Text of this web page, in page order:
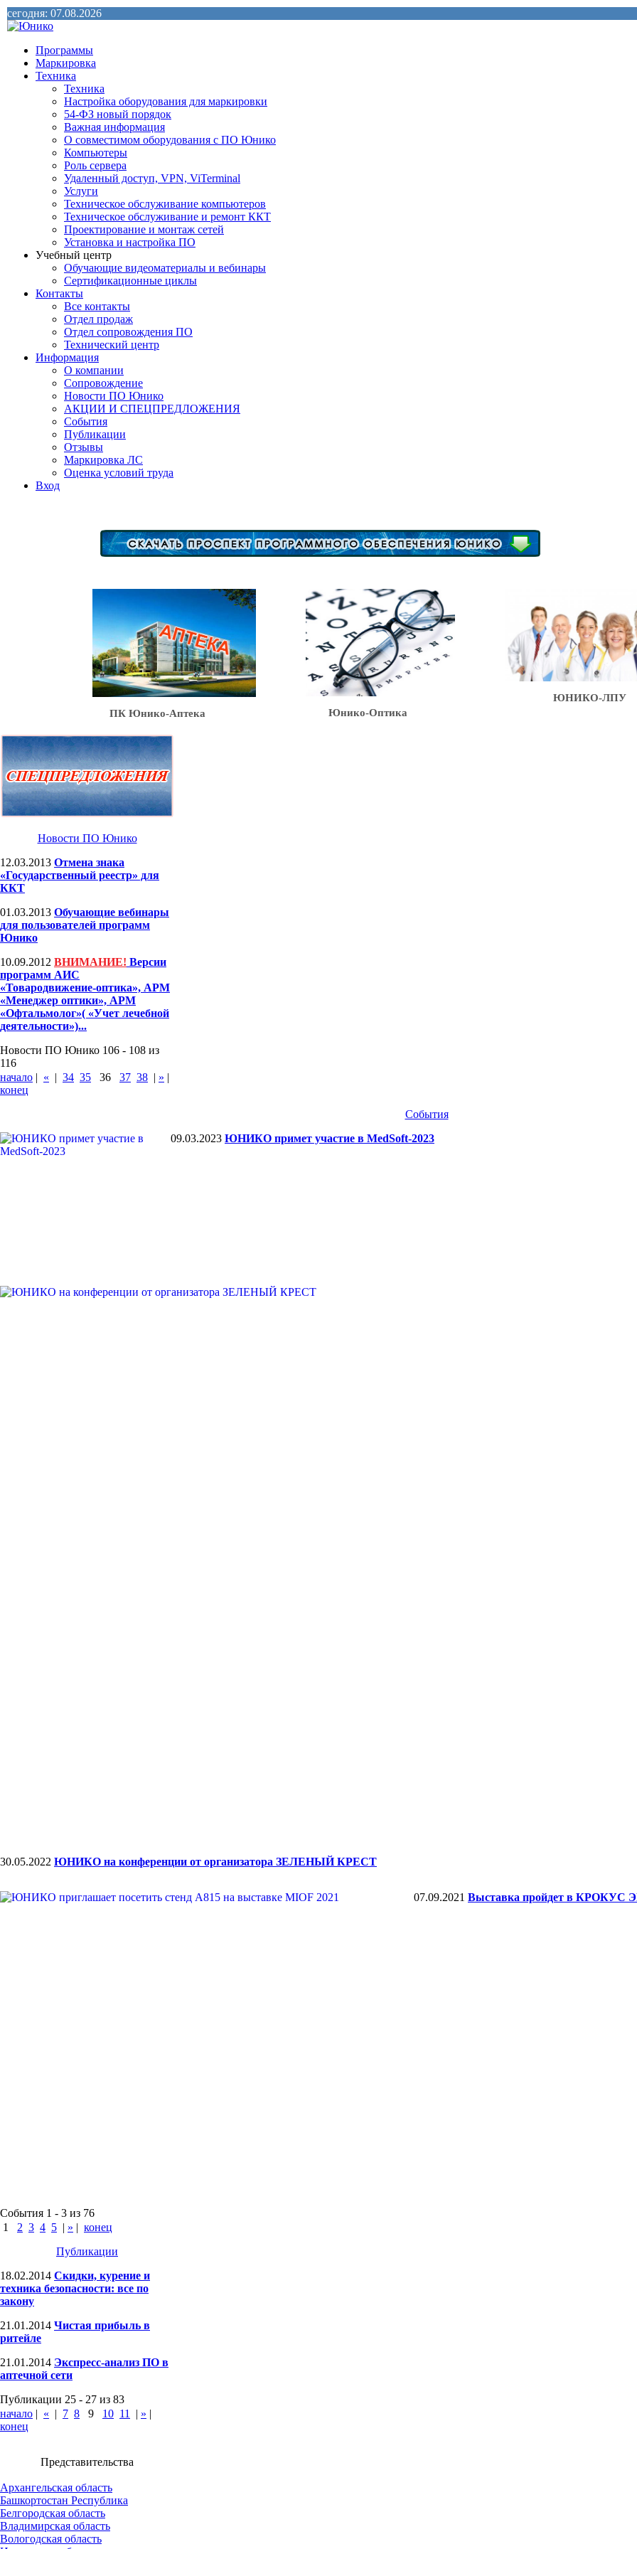
сегодня: 07.08.2026
Программы
Маркировка
Техника
Техника
Настройка оборудования для маркировки
54-ФЗ новый порядок
Важная информация
О совместимом оборудования с ПО Юнико
Компьютеры
Роль сервера
Удаленный доступ, VPN, ViTerminal
Услуги
Техническое обслуживание компьютеров
Техническое обслуживание и ремонт ККТ
Проектирование и монтаж сетей
Установка и настройка ПО
Учебный центр
Обучающие видеоматериалы и вебинары
Сертификационные циклы
Контакты
Все контакты
Отдел продаж
Отдел сопровождения ПО
Технический центр
Информация
О компании
Сопровождение
Новости ПО Юнико
АКЦИИ И СПЕЦПРЕДЛОЖЕНИЯ
События
Публикации
Отзывы
Маркировка ЛС
Оценка условий труда
Вход
ПК Юнико-Аптека Юнико-Оптика
ЮНИКО-ЛПУ
Новости ПО Юнико
12.03.2013 Отмена знака
«Государственный реестр» для
ККТ
01.03.2013 Обучающие вебинары
для пользователей программ
Юнико
10.09.2012 ВНИМАНИЕ! Версии
программ АИС
«Товародвижение-оптика», АРМ
«Менеджер оптики», АРМ
«Офтальмолог»( «Учет лечебной
деятельности»)...
Новости ПО Юнико 106 - 108 из
116
начало | « | 34 35 36 37 38 | » |
конец
События
09.03.2023 ЮНИКО примет участие в MedSoft-2023
30.05.2022 ЮНИКО на конференции от организатора ЗЕЛЕНЫЙ КРЕСТ
07.09.2021 Выставка пройдет в КРОКУС
События 1 - 3 из 76
1
2 3 4 5 | » | конец
Публикации
18.02.2014 Скидки, курение и
техника безопасности: все по
закону
21.01.2014 Чистая прибыль в
ритейле
21.01.2014 Экспресс-анализ ПО в
аптечной сети
Публикации 25 - 27 из 83
начало | « | 7 8 9 10 11 | » |
конец
Представительства
Архангельская область
Башкортостан Республика
Белгородская область
Владимирская область
Вологодская область